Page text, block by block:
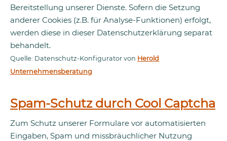
Bereitstellung unserer Dienste. Sofern die Setzung
anderer Cookies (z.B. für Analyse-Funktionen) erfolgt,
werden diese in dieser Datenschutzerklärung separat
behandelt.
Quelle: Datenschutz-Konfigurator von Herold
Unternehmensberatung
Spam-Schutz durch Cool Captcha
Zum Schutz unserer Formulare vor automatisierten
Eingaben, Spam und missbräuchlicher Nutzung